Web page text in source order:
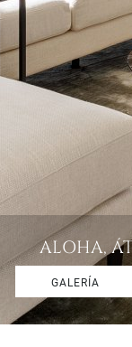
ALOHA,
GALERÍA